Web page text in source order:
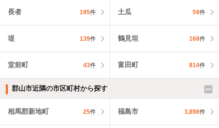
長者 195件 土瓜 59件
堤 139件 鶴見坦 168件
堂前町 43件 富田町 814件
郡山市近隣の市区町村から探す
相馬郡新地町 25件 福島市 3,898件